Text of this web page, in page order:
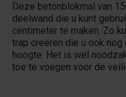
Deze betonblokmal van
deelwand die u kunt
centimeter te maken. Zo
trap creëren die u ook
hoogte. Het is wel
toe te voegen voor de